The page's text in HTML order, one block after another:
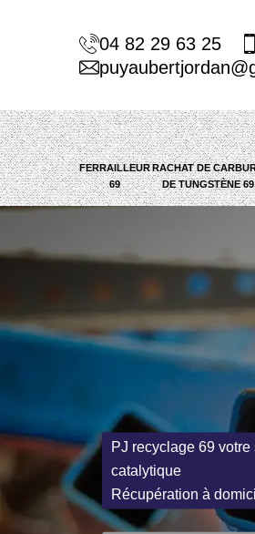
04 82 29 63 25
FERRAILLEUR
69
RACHAT DE
DE TUNGSTÈNE 69
PJ recyclage 69
catalytique
Récupération à